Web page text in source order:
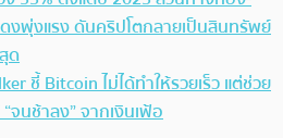
งพุ่งแรง ดันคริปโตกลายเป็นสินทรัพย์
ด
ชี้ Bitcoin ไม่ได้ทำให้รวยเร็ว แต่ช่วย
จนช้าลง” จากเงินเฟ้อ